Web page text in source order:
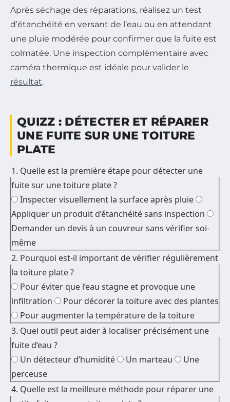
Après séchage des réparations, réalisez un test
d’étanchéité en versant de l’eau ou en attendant
une pluie modérée pour confirmer que la fuite est
colmatée. Une inspection complémentaire avec
caméra thermique est idéale pour valider le
résultat.
QUIZZ : DÉTECTER ET RÉPARER
UNE FUITE SUR UNE TOITURE
PLATE
1. Quelle est la première étape pour détecter une
fuite sur une toiture plate ?
Inspecter visuellement la surface après pluie
Appliquer un produit d’étanchéité sans inspection
Demander un devis à un couvreur sans vérifier soi-
même
2. Pourquoi est-il important de vérifier régulièrement
la toiture plate ?
Pour éviter que l’eau stagne et provoque une
infiltration
Pour décorer la toiture avec des plantes
Pour augmenter la température de la toiture
3. Quel outil peut aider à localiser précisément une
fuite d’eau ?
Un détecteur d’humidité
Un marteau
Une
perceuse
4. Quelle est la meilleure méthode pour réparer une